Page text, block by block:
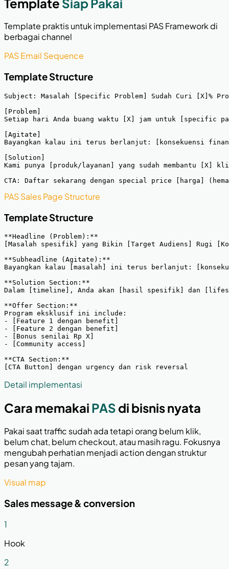
Template praktis untuk implementasi PAS Framework di
berbagai channel
PAS Email Sequence
Template Structure
Subject: Masalah [Specific Problem] Sudah Curi [X]%
[Problem]
Setiap hari Anda buang waktu [X] jam untuk [specific
[Agitate]
Bayangkan kalau ini terus berlanjut: [konsekuensi
[Solution]
Kami punya [produk/layanan] yang sudah membantu
CTA: Daftar sekarang dengan special price [harga]
PAS Sales Page Structure
Template Structure
**Headline (Problem):**
[Masalah spesifik] yang Bikin [Target Audiens] Rugi
**Subheadline (Agitate):**
Bayangkan kalau [masalah] ini terus berlanjut:
**Solution Section:**
Dalam [timeline], Anda akan [hasil spesifik] dan
**Offer Section:**
Program eksklusif ini include:
- [Feature 1 dengan benefit]
- [Feature 2 dengan benefit]
- [Bonus senilai Rp X]
- [Community access]
**CTA Section:**
[CTA Button] dengan urgency dan risk reversal
Detail implementasi
Cara memakai PAS di bisnis nyata
Pakai saat traffic sudah ada tetapi orang belum klik,
belum chat, belum checkout, atau masih ragu. Fokusnya
mengubah perhatian menjadi action dengan struktur
pesan yang tajam.
Visual map
Sales message & conversion
1
Hook
2